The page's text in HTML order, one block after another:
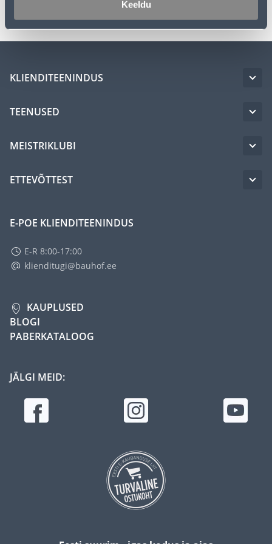
Keeldu
KLIENDITEENINDUS
TEENUSED
MEISTRIKLUBI
ETTEVÕTTEST
E-POE KLIENDITEENINDUS
E-R 8:00-17:00
klienditugi@bauhof.ee
KAUPLUSED
BLOGI
PABERKATALOOG
JÄLGI MEID: